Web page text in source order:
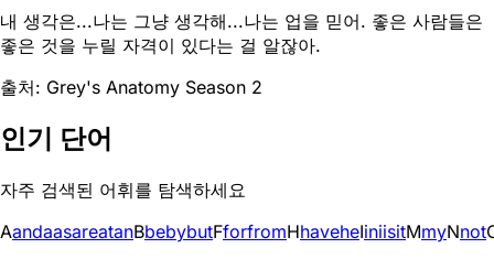
내 생각은...나는 그냥 생각해...나는 업을 믿어. 좋은 사람들은
좋은 것을 누릴 자격이 있다는 걸 알잖아.
출처: Grey's Anatomy Season 2
인기 단어
자주 검색된 어휘를 탐색하세요
AandaasareatanBbebybutFforfromHhaveheIiniisitMmyNnot